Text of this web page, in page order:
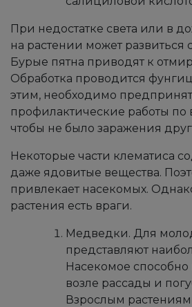
При недостатке света или в
на растении может развиться
Бурые пятна приводят к
Обработка проводится
этим, необходимо
профилактические работы по
чтобы не было заражения
​​​Некоторые части клематиса
даже ядовитые вещества.
привлекает насекомых.
растения есть враги.
Медведки. Для
представляют
Насекомое
возле рассады и
Взрослым растениям